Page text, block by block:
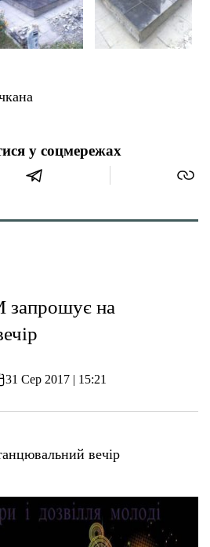
у соцмережах
на
31 Сер 2017 | 15:21
вечір